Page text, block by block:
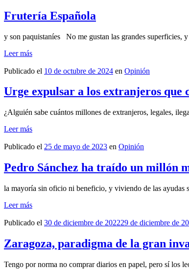
Frutería Española
y son paquistaníes No me gustan las grandes superficies,
Leer más
Publicado el 10 de octubre de 2024 en Opinión
Urge expulsar a los extranjeros que
¿Alguién sabe cuántos millones de extranjeros, legales,
Leer más
Publicado el 25 de mayo de 2023 en Opinión
Pedro Sánchez ha traído un millón
la mayoría sin oficio ni beneficio, y viviendo de las ayudas
Leer más
Publicado el 30 de diciembre de 202229 de diciembre de
Zaragoza, paradigma de la gran
Tengo por norma no comprar diarios en papel, pero sí los